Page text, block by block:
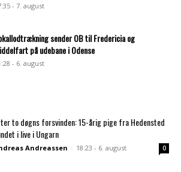
- 7. august
sender OB til Fredericia og
på udebane i Odense
- 6. august
to døgns forsvinden: 15-årig pige fra Hedensted
i live i Ungarn
Andreassen - 18:23 - 6. august 0